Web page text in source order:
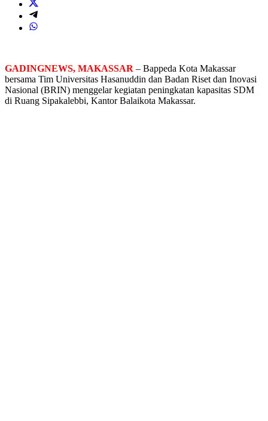
GADINGNEWS, MAKASSAR – Bappeda Kota Makassar
bersama Tim Universitas Hasanuddin dan Badan Riset dan Inovasi
Nasional (BRIN) menggelar kegiatan peningkatan kapasitas SDM
di Ruang Sipakalebbi, Kantor Balaikota Makassar.